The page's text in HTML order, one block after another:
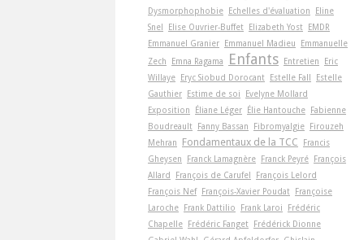
Dysmorphophobie Echelles d'évaluation
Eline
Snel
Elise Ouvrier-Buffet Elizabeth Yost EMDR
Emmanuel Granier Emmanuel Madieu
Emmanuelle
Zech
Emna Ragama Enfants Entretien
Eric
Willaye Eryc Siobud Dorocant Estelle Fall
Estelle
Gauthier Estime de soi
Evelyne Mollard
Exposition
Éliane Léger Élie Hantouche Fabienne
Boudreault Fanny Bassan Fibromyalgie Firouzeh
Mehran
Fondamentaux de la TCC
Francis
Gheysen
Franck Lamagnère Franck Peyré François
Allard
François de Carufel
François Lelord
François Nef François-Xavier Poudat Françoise
Laroche Frank Dattilio Frank Laroi
Frédéric
Chapelle Frédéric Fanget Frédérick Dionne